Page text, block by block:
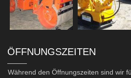
ÖFFNUNGSZEITEN
Während den Öffnungszeiten sind wir